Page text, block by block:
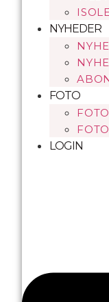
NYHEDER
FOTO
LOGIN